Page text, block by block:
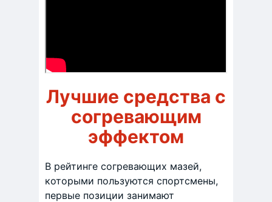
Лучшие средства с
согревающим
эффектом
В рейтинге согревающих мазей,
которыми пользуются спортсмены,
первые позиции занимают